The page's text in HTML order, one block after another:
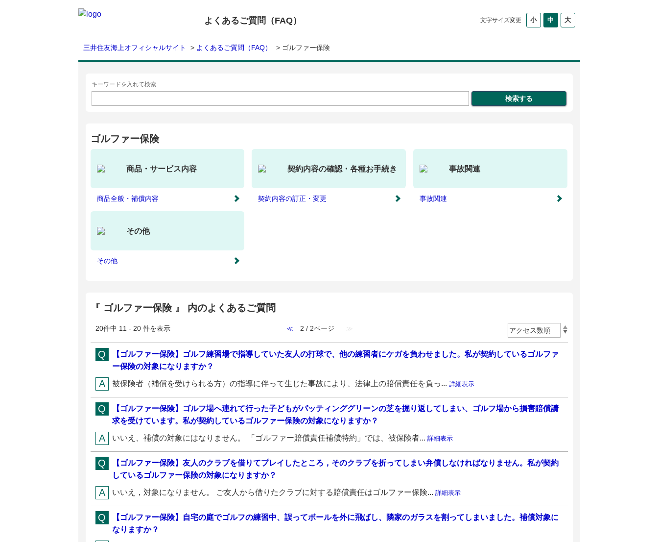
よくあるご質問（FAQ） 文字サイズ変更
三井住友海上オフィシャルサイト > よくあるご質問（FAQ） > ゴルファー保険
キーワードを入れて検索
ゴルファー保険
商品・サービス内容
商品全般・補償内容
契約内容の確認・各種お手続き
契約内容の訂正・変更
事故関連
事故関連
その他
その他
『 ゴルファー保険 』 内のよくあるご質問
20件中 11 - 20 件を表示 ≪ 2 / 2ページ ≫
【ゴルファー保険】ゴルフ練習場で指導していた友人の打球で、他の練習者にケガを負わせました。私が契約しているゴルファ
ー保険の対象になりますか？
被保険者（補償を受けられる方）の指導に伴って生じた事故により、法律上の賠償責任を負っ... 詳細表示
【ゴルファー保険】ゴルフ場へ連れて行った子どもがパッティンググリーンの芝を掘り返してしまい、ゴルフ場から損害賠償請
求を受けています。私が契約しているゴルファー保険の対象になりますか？
いいえ、補償の対象にはなりません。 「ゴルファー賠償責任補償特約」では、被保険者... 詳細表示
【ゴルファー保険】友人のクラブを借りてプレイしたところ，そのクラブを折ってしまい弁償しなければなりません。私が契約
しているゴルファー保険の対象になりますか？
いいえ，対象になりません。 ご友人から借りたクラブに対する賠償責任はゴルファー保険... 詳細表示
【ゴルファー保険】自宅の庭でゴルフの練習中、誤ってボールを外に飛ばし、隣家のガラスを割ってしまいました。補償対象に
なりますか？